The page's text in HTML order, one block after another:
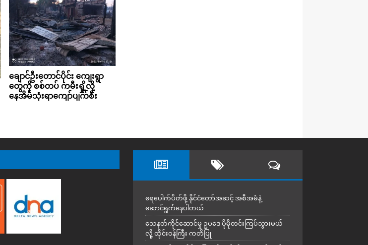
ချောင်ဦးတောင်ပိုင်း ကျေးရွာ
တွေကို စစ်တပ် ကမီးရှို့လို့
နေအိမ်သုံးရာကျော်ပျက်စီး
ရေပေါက်ပိတ်ဖို့ နိုင်ငံတော်အဆင့် အစီအမံနဲ့
ဆောင်ရွက်နေပါတယ်
သေနတ်ကိုင်ဆောင်မှု ဥပဒေ ပိုမိုတင်းကြပ်သွားမယ်
လို့ ထိုင်းဝန်ကြီး ကတိပြု